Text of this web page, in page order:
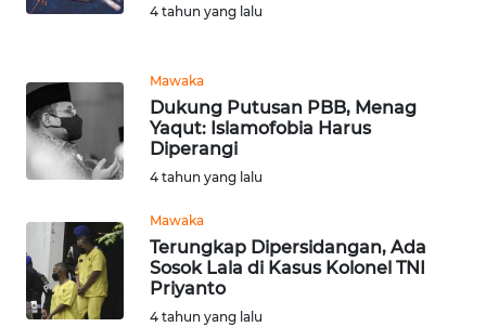
4 tahun yang lalu
Mawaka
Dukung Putusan PBB, Menag
Yaqut: Islamofobia Harus
Diperangi
4 tahun yang lalu
Mawaka
Terungkap Dipersidangan, Ada
Sosok Lala di Kasus Kolonel TNI
Priyanto
4 tahun yang lalu
SUMBAR
SUMSEL
WN
BENGKULU
WN
LAMPUNG
WN